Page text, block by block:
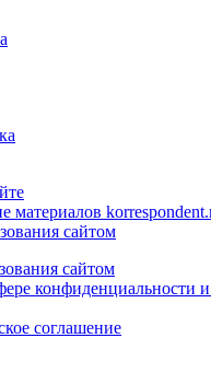
материалов
сайтом
сайтом
конфиденциальности
соглашение